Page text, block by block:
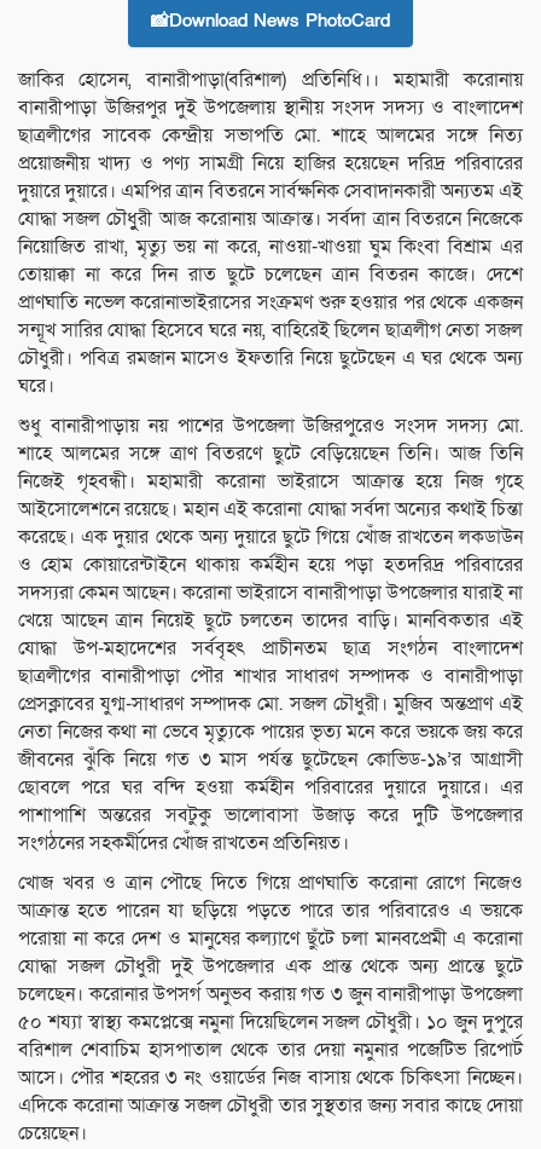
📸Download News PhotoCard
জাকির হোসেন, বানারীপাড়া(বরিশাল) প্রতিনিধি।। মহামারী করোনায়
বানারীপাড়া উজিরপুর দুই উপজেলায় স্থানীয় সংসদ সদস্য ও বাংলাদেশ
ছাত্রলীগের সাবেক কেন্দ্রীয় সভাপতি মো. শাহে আলমের সঙ্গে নিত্য
প্রয়োজনীয় খাদ্য ও পণ্য সামগ্রী নিয়ে হাজির হয়েছেন দরিদ্র পরিবারের
দুয়ারে দুয়ারে। এমপির ত্রান বিতরনে সার্বক্ষনিক সেবাদানকারী অন্যতম এই
যোদ্ধা সজল চৌধুুরী আজ করোনায় আক্রান্ত। সর্বদা ত্রান বিতরনে নিজেকে
নিয়োজিত রাখা, মৃত্যু ভয় না করে, নাওয়া-খাওয়া ঘুম কিংবা বিশ্রাম এর
তোয়াক্কা না করে দিন রাত ছুটে চলেছেন ত্রান বিতরন কাজে। দেশে
প্রাণঘাতি নভেল করোনাভাইরাসের সংক্রমণ শুরু হওয়ার পর থেকে একজন
সন্মূখ সারির যোদ্ধা হিসেবে ঘরে নয়, বাহিরেই ছিলেন ছাত্রলীগ নেতা সজল
চৌধুরী। পবিত্র রমজান মাসেও ইফতারি নিয়ে ছুটেছেন এ ঘর থেকে অন্য
ঘরে।
শুধু বানারীপাড়ায় নয় পাশের উপজেলা উজিরপুরেও সংসদ সদস্য মো.
শাহে আলমের সঙ্গে ত্রাণ বিতরণে ছুটে বেড়িয়েছেন তিনি। আজ তিনি
নিজেই গৃহবন্ধী। মহামারী করোনা ভাইরাসে আক্রান্ত হয়ে নিজ গৃহে
আইসোলেশনে রয়েছে। মহান এই করোনা যোদ্ধা সর্বদা অন্যের কথাই চিন্তা
করেছে। এক দুয়ার থেকে অন্য দুয়ারে ছুটে গিয়ে খোঁজ রাখতেন লকডাউন
ও হোম কোয়ারেন্টাইনে থাকায় কর্মহীন হয়ে পড়া হতদরিদ্র পরিবারের
সদস্যরা কেমন আছেন। করোনা ভাইরাসে বানারীপাড়া উপজেলার যারাই না
খেয়ে আছেন ত্রান নিয়েই ছুটে চলতেন তাদের বাড়ি। মানবিকতার এই
যোদ্ধা উপ-মহাদেশের সর্ববৃহৎ প্রাচীনতম ছাত্র সংগঠন বাংলাদেশ
ছাত্রলীগের বানারীপাড়া পৌর শাখার সাধারণ সম্পাদক ও বানারীপাড়া
প্রেসক্লাবের যুগ্ম-সাধারণ সম্পাদক মো. সজল চৌধুরী। মুজিব অন্তপ্রাণ এই
নেতা নিজের কথা না ভেবে মৃত্যুকে পায়ের ভৃত্য মনে করে ভয়কে জয় করে
জীবনের ঝুঁকি নিয়ে গত ৩ মাস পর্যন্ত ছুটেছেন কোভিড-১৯’র আগ্রাসী
ছোবলে পরে ঘর বন্দি হওয়া কর্মহীন পরিবারের দুয়ারে দুয়ারে। এর
পাশাপাশি অন্তরের সবটুকু ভালোবাসা উজাড় করে দুটি উপজেলার
সংগঠনের সহকর্মীদের খোঁজ রাখতেন প্রতিনিয়ত।
খোজ খবর ও ত্রান পৌছে দিতে গিয়ে প্রাণঘাতি করোনা রোগে নিজেও
আক্রান্ত হতে পারেন যা ছড়িয়ে পড়তে পারে তার পরিবারেও এ ভয়কে
পরোয়া না করে দেশ ও মানুষের কল্যাণে ছুঁটে চলা মানবপ্রেমী এ করোনা
যোদ্ধা সজল চৌধুরী দুই উপজেলার এক প্রান্ত থেকে অন্য প্রান্তে ছুটে
চলেছেন। করোনার উপসর্গ অনুভব করায় গত ৩ জুন বানারীপাড়া উপজেলা
৫০ শয্যা স্বাস্থ্য কমপ্লেক্সে নমুনা দিয়েছিলেন সজল চৌধুরী। ১০ জুন দুপুরে
বরিশাল শেবাচিম হাসপাতাল থেকে তার দেয়া নমুনার পজেটিভ রিপোর্ট
আসে। পৌর শহরের ৩ নং ওয়ার্ডের নিজ বাসায় থেকে চিকিৎসা নিচ্ছেন।
এদিকে করোনা আক্রান্ত সজল চৌধুরী তার সুস্থতার জন্য সবার কাছে দোয়া
চেয়েছেন।